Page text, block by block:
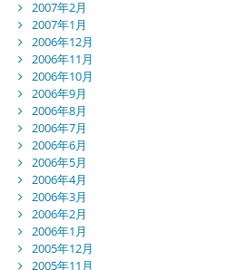
2007年2月
2007年1月
2006年12月
2006年11月
2006年10月
2006年9月
2006年8月
2006年7月
2006年6月
2006年5月
2006年4月
2006年3月
2006年2月
2006年1月
2005年12月
2005年11月